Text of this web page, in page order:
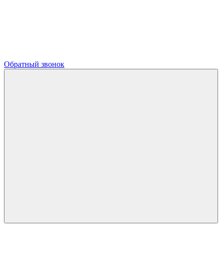
Обратный звонок